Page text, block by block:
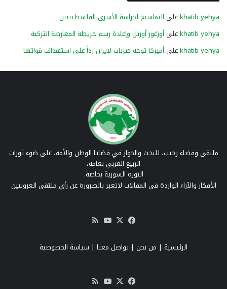
khatib yehyaعلى التماسيح لحراسة الأسرى الفلسطينيين
khatib yehyaعلىأوزغور أوزيل وإعادة رسم خريطة المعارضة التركية
khatib yehyaعلىأميركا توجه ضربات لإيران رداً على استهداف قواتها
ملتقى وفضاء رحيب، للبحث والحوار في قضايا الوطن والأمة، على ضوء ثورات
الربيع العربي بعامة،
الثورة السورية بخاصة.
الأفكار والآراء الواردة في المقالات لاتعبر بالضرورة عن رأي ملتقى العروبيين
فيسبوك
‫X
‫YouTube
RSS
الرئيسية | من نحن | تواصل معنا | سياسة الخصوصية
فيسبوك
‫X
‫YouTube